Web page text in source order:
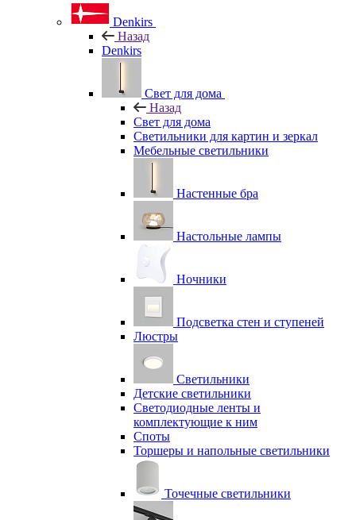
Denkirs
Назад
Denkirs
Свет для дома
Назад
Свет для дома
Светильники для картин и зеркал
Мебельные светильники
Настенные бра
Настольные лампы
Ночники
Подсветка стен и ступеней
Люстры
Светильники
Детские светильники
Светодиодные ленты и
комплектующие к ним
Споты
Торшеры и напольные светильники
Точечные светильники